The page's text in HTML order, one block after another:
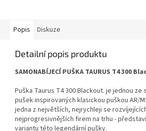
Popis Diskuze
Detailní popis produktu
SAMONABÍJECÍ PUŠKA TAURUS T4 300
Puška Taurus T4 300 Blackout. je jednou
pušek inspirovaných klasickou puškou AR/
jedna z největších, nejrychleji se
nejprogresivnějších firem na trhu -
variantu této legendární pušky.